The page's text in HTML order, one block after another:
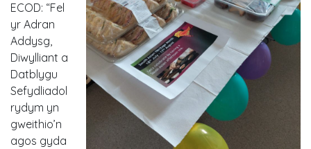
ECOD: “Fel
yr Adran
Addysg,
Diwylliant a
Datblygu
Sefydliadol
rydym yn
gweithio’n
agos gyda